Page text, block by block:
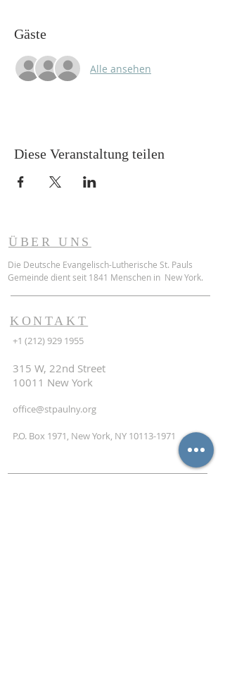
Gäste
Alle ansehen
Diese Veranstaltung teilen
ÜBER UNS
Die Deutsche Evangelisch-Lutherische St. Pauls
Gemeinde dient seit 1841 Menschen in New York.
KONTAKT
+1 (212) 929 1955
315 W, 22nd Street
10011 New York
office@stpaulny.org
P.O. Box 1971, New York, NY 10113-1971